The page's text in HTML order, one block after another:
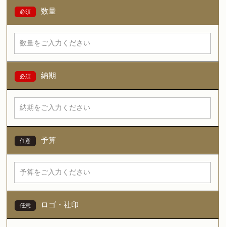
数量
納期
予算
ロゴ・社印